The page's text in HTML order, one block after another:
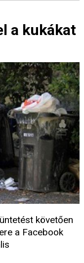
a kukákat
követően
a Facebook